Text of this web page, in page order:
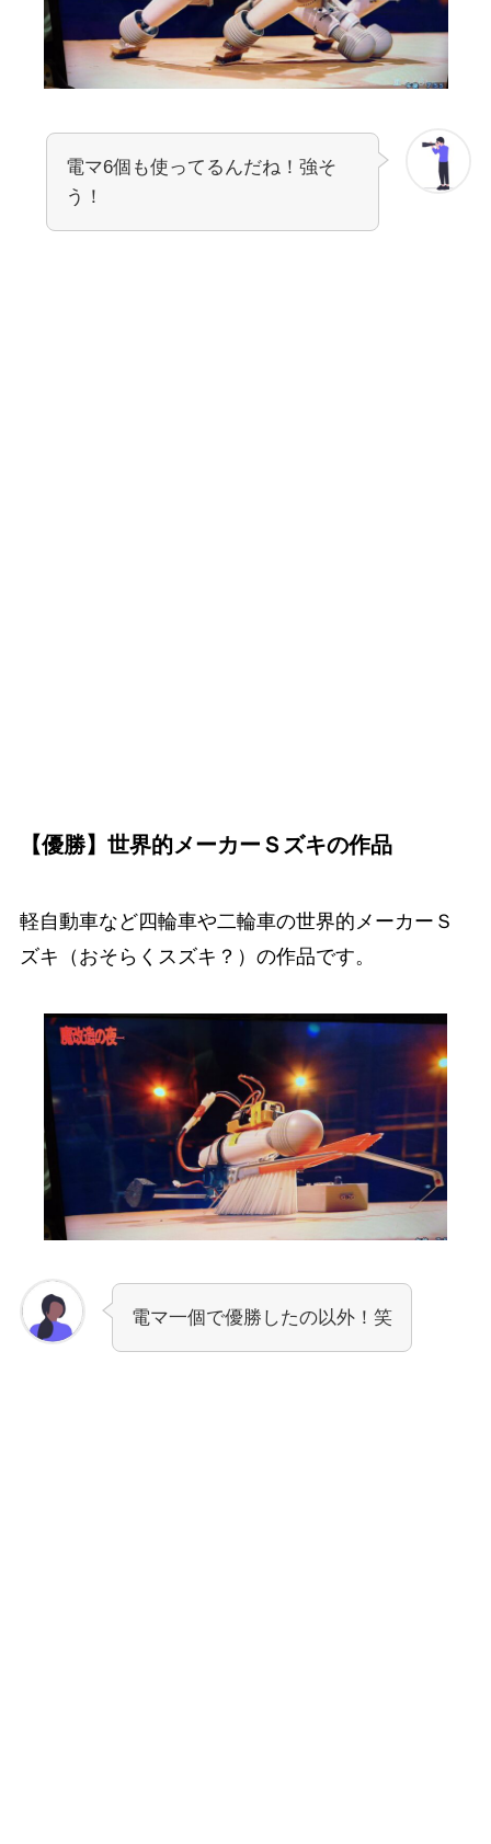
電マ6個も使ってるんだね！強そ
う！
【優勝】世界的メーカーＳズキの作品
軽自動車など四輪車や二輪車の世界的メーカーＳ
ズキ（おそらくスズキ？）の作品です。
電マ一個で優勝したの以外！笑